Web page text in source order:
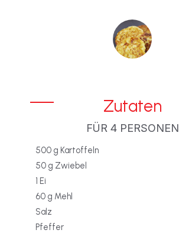
Zutaten
FÜR 4 PERSONEN
500 g Kartoffeln
50 g Zwiebel
1 Ei
60 g Mehl
Salz
Pfeffer